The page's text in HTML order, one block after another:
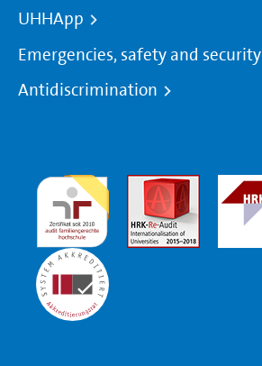
UHHApp
Emergencies, safety and security
Antidiscrimination